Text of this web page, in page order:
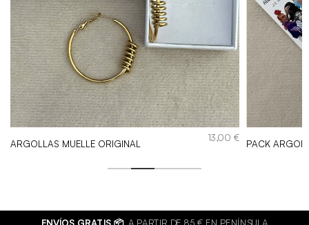
ARGOLLAS MUELLE ORIGINAL
13,00€
PACK
ENVÍOS GRATIS 📦 A PARTIR DE 85 € EN PENÍNSULA